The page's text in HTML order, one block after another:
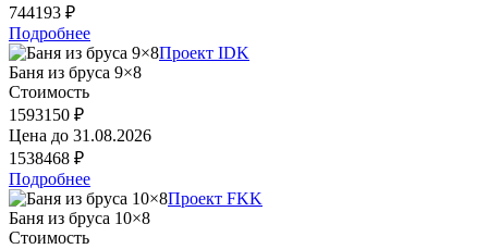
744193 ₽
Подробнее
Проект IDK
Баня из бруса 9×8
Стоимость
1593150 ₽
Цена до 31.08.2026
1538468 ₽
Подробнее
Проект FKK
Баня из бруса 10×8
Стоимость